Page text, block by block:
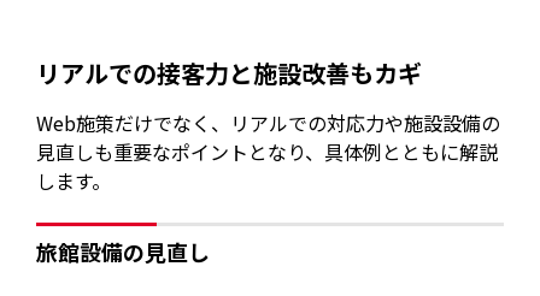
リアルでの接客力と施設改善もカギ
Web施策だけでなく、リアルでの対応力や施設設備の
見直しも重要なポイントとなり、具体例とともに解説
します。
旅館設備の見直し